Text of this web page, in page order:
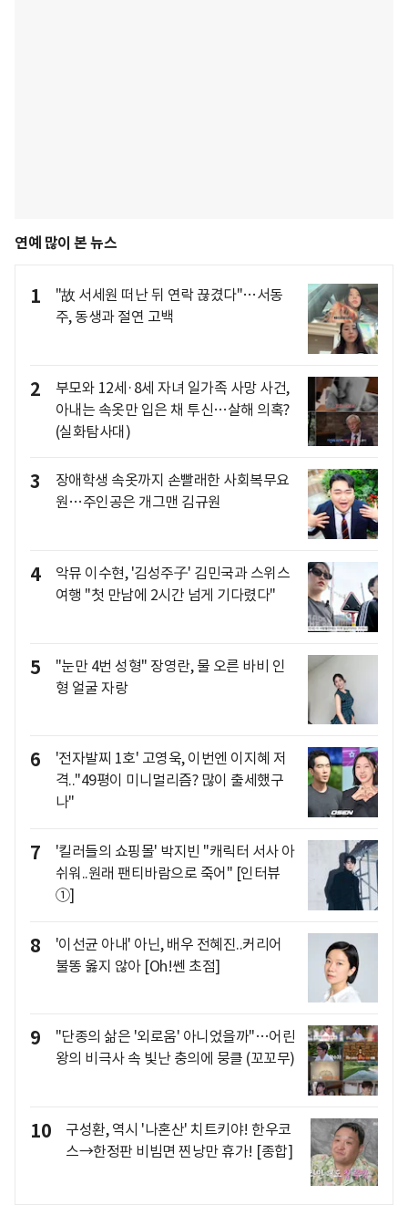
연예 많이 본 뉴스
1
"故 서세원 떠난 뒤 연락 끊겼다"…서동
주, 동생과 절연 고백
2
부모와 12세·8세 자녀 일가족 사망 사건,
아내는 속옷만 입은 채 투신…살해 의혹?
(실화탐사대)
3
장애학생 속옷까지 손빨래한 사회복무요
원…주인공은 개그맨 김규원
4
악뮤 이수현, '김성주子' 김민국과 스위스
여행 "첫 만남에 2시간 넘게 기다렸다"
5
"눈만 4번 성형" 장영란, 물 오른 바비 인
형 얼굴 자랑
6
'전자발찌 1호' 고영욱, 이번엔 이지혜 저
격.."49평이 미니멀리즘? 많이 출세했구
나"
7
'킬러들의 쇼핑몰' 박지빈 "캐릭터 서사 아
쉬워..원래 팬티바람으로 죽어" [인터뷰
①]
8
'이선균 아내' 아닌, 배우 전혜진..커리어
불똥 옳지 않아 [Oh!쎈 초점]
9
"단종의 삶은 '외로움' 아니었을까"…어린
왕의 비극사 속 빛난 충의에 뭉클 (꼬꼬무)
10
구성환, 역시 '나혼산' 치트키야! 한우코
스→한정판 비빔면 찐낭만 휴가! [종합]